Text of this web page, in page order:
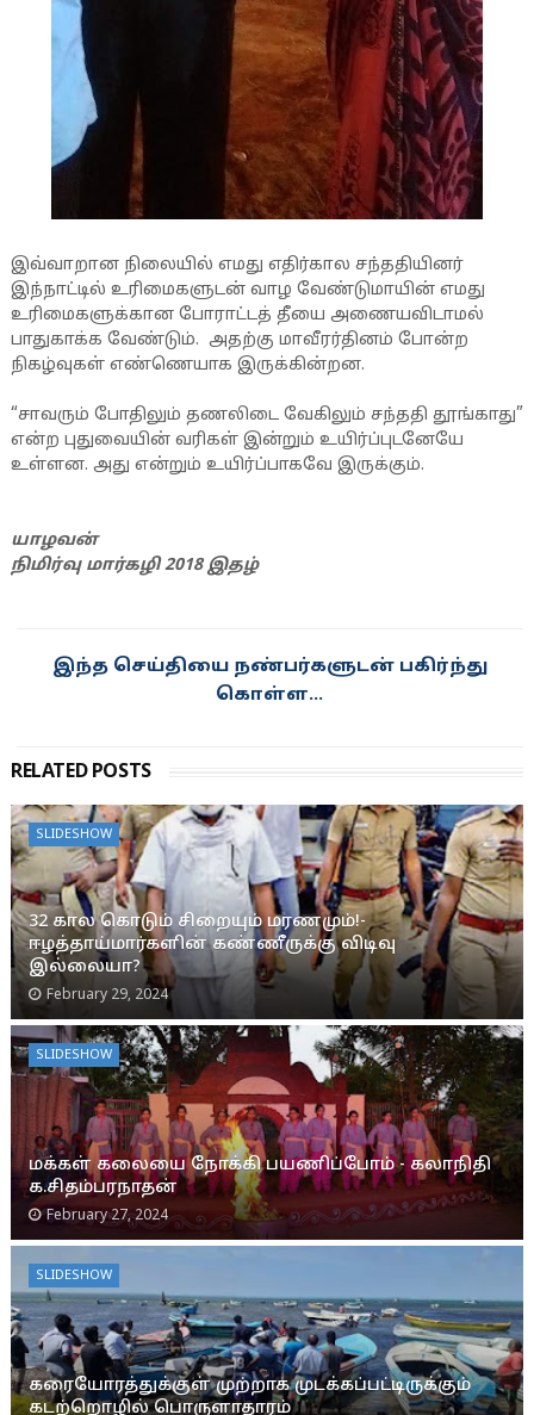
இவ்வாறான நிலையில் எமது எதிர்கால சந்ததியினர்
இந்நாட்டில் உரிமைகளுடன் வாழ வேண்டுமாயின் எமது
உரிமைகளுக்கான போராட்டத் தீயை அணையவிடாமல்
பாதுகாக்க வேண்டும். அதற்கு மாவீரர்தினம் போன்ற
நிகழ்வுகள் எண்ணெயாக இருக்கின்றன.
“சாவரும் போதிலும் தணலிடை வேகிலும் சந்ததி தூங்காது”
என்ற புதுவையின் வரிகள் இன்றும் உயிர்ப்புடனேயே
உள்ளன. அது என்றும் உயிர்ப்பாகவே இருக்கும்.
யாழவன்
நிமிர்வு மார்கழி 2018 இதழ்
இந்த செய்தியை நண்பர்களுடன் பகிர்ந்து
கொள்ள...
RELATED POSTS
SLIDESHOW
32 கால கொடும் சிறையும் மரணமும்!-
ஈழத்தாய்மார்களின் கண்ணீருக்கு விடிவு
இல்லையா?
February 29, 2024
SLIDESHOW
மக்கள் கலையை நோக்கி பயணிப்போம் - கலாநிதி
க.சிதம்பரநாதன்
February 27, 2024
SLIDESHOW
கரையோரத்துக்குள் முற்றாக முடக்கப்பட்டிருக்கும்
கடற்றொழில் பொருளாதாரம்